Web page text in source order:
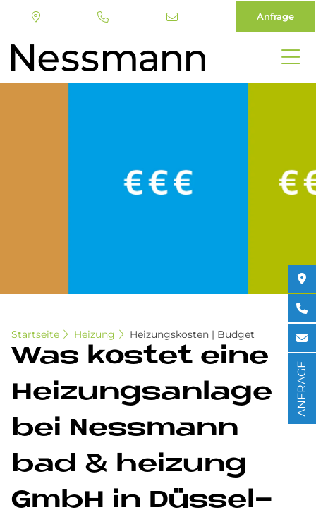
Anfrage
Startseite Heizung Heizungskosten | Budget
Was ko­stet eine
Hei­zungs­an­la­ge
bei Ness­mann
bad & hei­zung
GmbH in Düs­sel­
ANFRAGE